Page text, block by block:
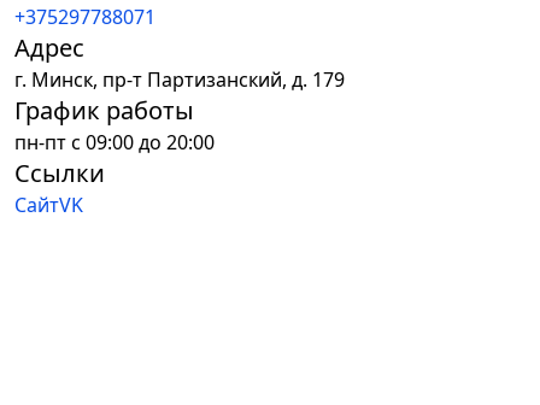
+375297788071
Адрес
г. Минск, пр-т Партизанский, д. 179
График работы
пн-пт с 09:00 до 20:00
Ссылки
СайтVK